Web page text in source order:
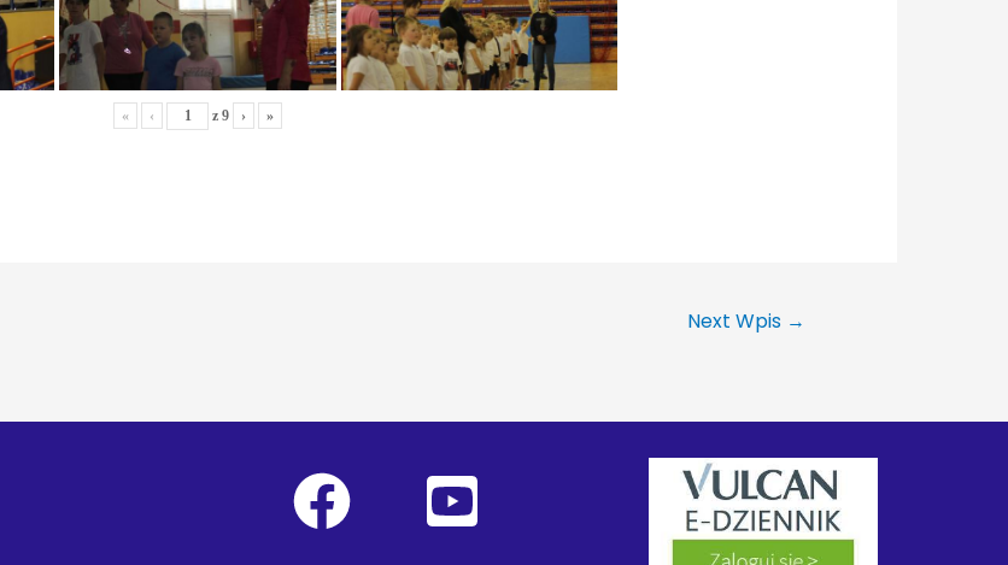
« ‹ z 9 › »
Next Wpis →